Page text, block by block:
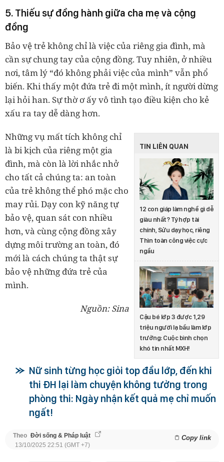
5. Thiếu sự đồng hành giữa cha mẹ và cộng
đồng
Bảo vệ trẻ không chỉ là việc của riêng gia đình, mà
cần sự chung tay của cộng đồng. Tuy nhiên, ở nhiều
nơi, tâm lý “đó không phải việc của mình” vẫn phổ
biến. Khi thấy một đứa trẻ đi một mình, ít người dừng
lại hỏi han. Sự thờ ơ ấy vô tình tạo điều kiện cho kẻ
xấu ra tay dễ dàng hơn.
TIN LIÊN QUAN
12 con giáp làm nghề gì dễ
giàu nhất? Tý hợp tài
chính, Sửu dạy học, riêng
Thìn toàn công việc cực
ngầu
Cậu bé lớp 3 được 1,29
triệu người lạ bầu làm lớp
trưởng: Cuộc bình chọn
khó tin nhất MXH!
Những vụ mất tích không chỉ
là bi kịch của riêng một gia
đình, mà còn là lời nhắc nhở
cho tất cả chúng ta: an toàn
của trẻ không thể phó mặc cho
may rủi. Dạy con kỹ năng tự
bảo vệ, quan sát con nhiều
hơn, và cùng cộng đồng xây
dựng môi trường an toàn, đó
mới là cách chúng ta thật sự
bảo vệ những đứa trẻ của
mình.
Nguồn: Sina
Nữ sinh từng học giỏi top đầu lớp, đến khi
thi ĐH lại làm chuyện không tưởng trong
phòng thi: Ngày nhận kết quả mẹ chỉ muốn
ngất!
Theo Đời sống & Pháp luật Copy link
13/10/2025 22:51 (GMT +7)